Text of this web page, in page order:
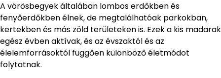
A vörösbegyek általában lombos erdőkben és
fenyőerdőkben élnek, de megtalálhatóak parkokban,
kertekben és más zöld területeken is. Ezek a kis madarak
egész évben aktívak, és az évszaktól és az
élelemforrásoktól függően különböző életmódot
folytatnak.